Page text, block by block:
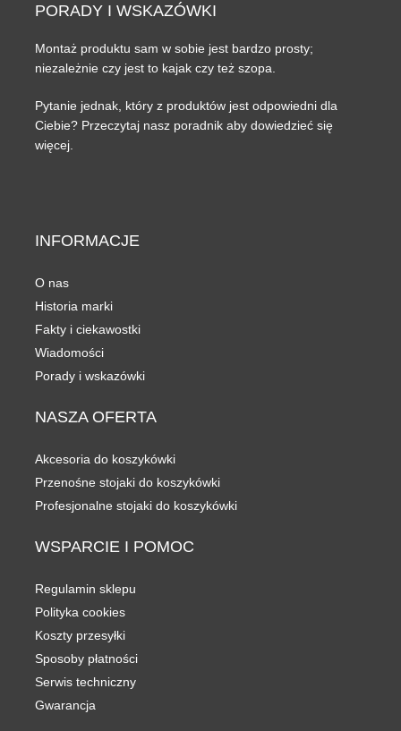
PORADY I WSKAZÓWKI
Montaż produktu sam w sobie jest bardzo prosty;
niezależnie czy jest to kajak czy też szopa.
Pytanie jednak, który z produktów jest odpowiedni dla
Ciebie? Przeczytaj nasz poradnik aby dowiedzieć się
więcej.
INFORMACJE
O nas
Historia marki
Fakty i ciekawostki
Wiadomości
Porady i wskazówki
NASZAOFERTA
Akcesoria do koszykówki
Przenośne stojaki do koszykówki
Profesjonalne stojaki do koszykówki
WSPARCIE I POMOC
Regulamin sklepu
Polityka cookies
Koszty przesyłki
Sposoby płatności
Serwis techniczny
Gwarancja